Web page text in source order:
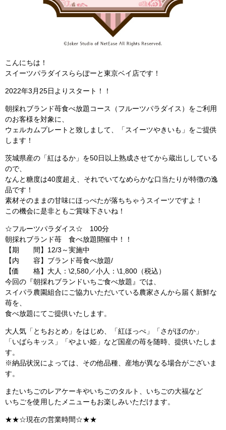
こんにちは！
スイーツパラダイスららぽーと東京ベイ店です！
2022年3月25日よりスタート！！
朝採れブランド苺食べ放題コース（フルーツパラダイス）をご利用
のお客様を対象に、
ウェルカムプレートと致しまして、「スイーツやきいも」をご提供
します！
茨城県産の「紅はるか」を50日以上熟成させてから蔵出ししている
ので、
なんと糖度は40度超え、それでいてなめらかな口当たりが特徴の逸
品です！
素材そのままの甘味にほっぺたが落ちちゃうスイーツですよ！
この機会に是非ともご賞味下さいね！
☆フルーツパラダイス☆ 100分
朝採れブランド苺 食べ放題開催中！！
【期 間】12/3～実施中
【内 容】ブランド苺食べ放題/
【価 格】大人：\2,580／小人：\1,800（税込）
今回の『朝採れブランドいちご食べ放題』では、
スイパラ農園組合にご協力いただいている農家さんから届く新鮮な
苺を、
食べ放題にてご提供いたします。
大人気「とちおとめ」をはじめ、「紅ほっぺ」「さがほのか」
「いばらキッス」「やよい姫」など国産の苺を随時、提供いたしま
す。
※納品状況によっては、その他品種、産地が異なる場合がございま
す。
またいちごのレアケーキやいちごのタルト、いちごの大福など
いちごを使用したメニューもお楽しみいただけます。
★★☆現在の営業時間☆★★